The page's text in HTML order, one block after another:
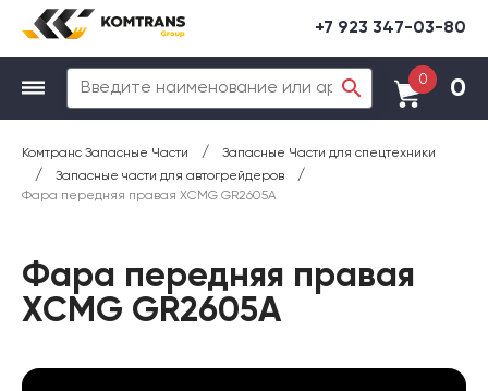
+7 923 347-03-80
0 0
Комтранс Запасные Части / Запасные Части для спецтехники
/ Запасные части для автогрейдеров /
Фара передняя правая XCMG GR2605A
Фара передняя правая
XCMG GR2605A